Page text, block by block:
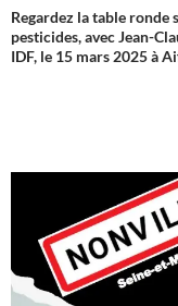
Regardez la table ronde
pesticides, avec Jean-
IDF, le 15 mars 2025 à